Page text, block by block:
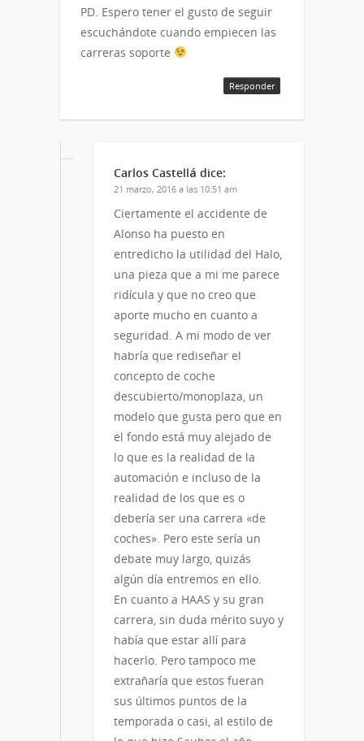
PD. Espero tener el gusto de seguir
escuchándote cuando empiecen las
carreras soporte
Responder
Carlos Castellá dice:
21 marzo, 2016 a las 10:51 am
Ciertamente el accidente de
Alonso ha puesto en
entredicho la utilidad del Halo,
una pieza que a mi me parece
ridícula y que no creo que
aporte mucho en cuanto a
seguridad. A mi modo de ver
habría que rediseñar el
concepto de coche
descubierto/monoplaza, un
modelo que gusta pero que en
el fondo está muy alejado de
lo que es la realidad de la
automación e incluso de la
realidad de los que es o
debería ser una carrera «de
coches». Pero este sería un
debate muy largo, quizás
algún día entremos en ello.
En cuanto a HAAS y su gran
carrera, sin duda mérito suyo y
había que estar allí para
hacerlo. Pero tampoco me
extrañaría que estos fueran
sus últimos puntos de la
temporada o casi, al estilo de